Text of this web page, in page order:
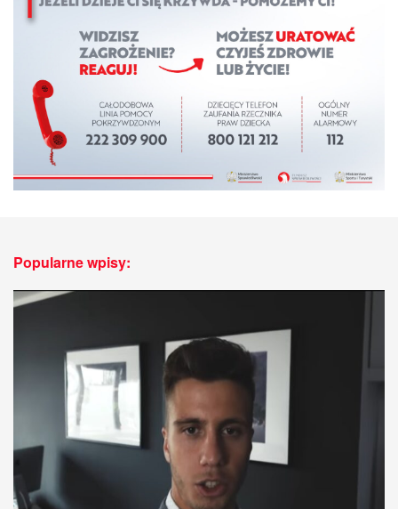
Popularne wpisy: